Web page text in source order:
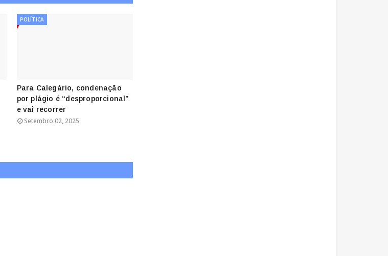
POLÍTICA
Para Calegário, condenação
por plágio é “desproporcional”
e vai recorrer
Setembro 02, 2025